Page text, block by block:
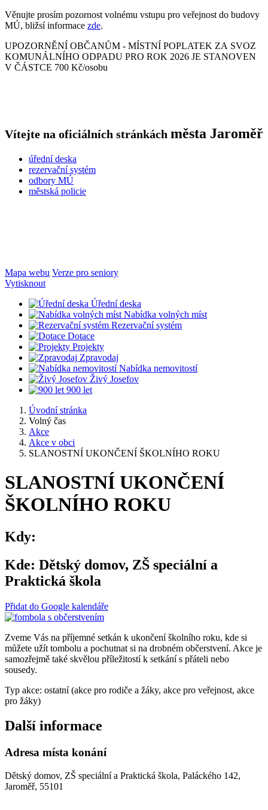
Věnujte prosím pozornost volnému vstupu pro veřejnost do budovy
MÚ, bližsí informace zde.
UPOZORNĚNÍ OBČANŮM - MÍSTNÍ POPLATEK ZA SVOZ
KOMUNÁLNÍHO ODPADU PRO ROK 2026 JE STANOVEN
V ČÁSTCE 700 Kč/osobu
Vítejte na oficiálních stránkách města Jaroměř
úřední deska
rezervační systém
odbory MÚ
městská policie
Mapa webu Verze pro seniory
Vytisknout
Úřední deska
Nabídka volných míst
Rezervační systém
Dotace
Projekty
Zpravodaj
Nabídka nemovitostí
Živý Josefov
900 let
Úvodní stránka
Volný čas
Akce
Akce v obci
SLANOSTNÍ UKONČENÍ ŠKOLNÍHO ROKU
SLANOSTNÍ UKONČENÍ
ŠKOLNÍHO ROKU
Kdy:
Kde: Dětský domov, ZŠ speciální a
Praktická škola
Přidat do Google kalendáře
Zveme Vás na příjemné setkán k ukončení školního roku, kde si
můžete užít tombolu a pochutnat si na drobném občerstvení. Akce je
samozřejmě také skvělou příležitostí k setkání s přáteli nebo
sousedy.
Typ akce: ostatní (akce pro rodiče a žáky, akce pro veřejnost, akce
pro žáky)
Další informace
Adresa místa konání
Dětský domov, ZŠ speciální a Praktická škola, Paláckého 142,
Jaroměř, 55101